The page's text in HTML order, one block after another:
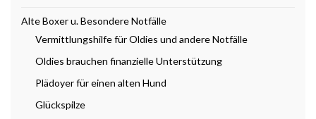
Alte Boxer u. Besondere Notfälle
Vermittlungshilfe für Oldies und andere Notfälle
Oldies brauchen finanzielle Unterstützung
Plädoyer für einen alten Hund
Glückspilze